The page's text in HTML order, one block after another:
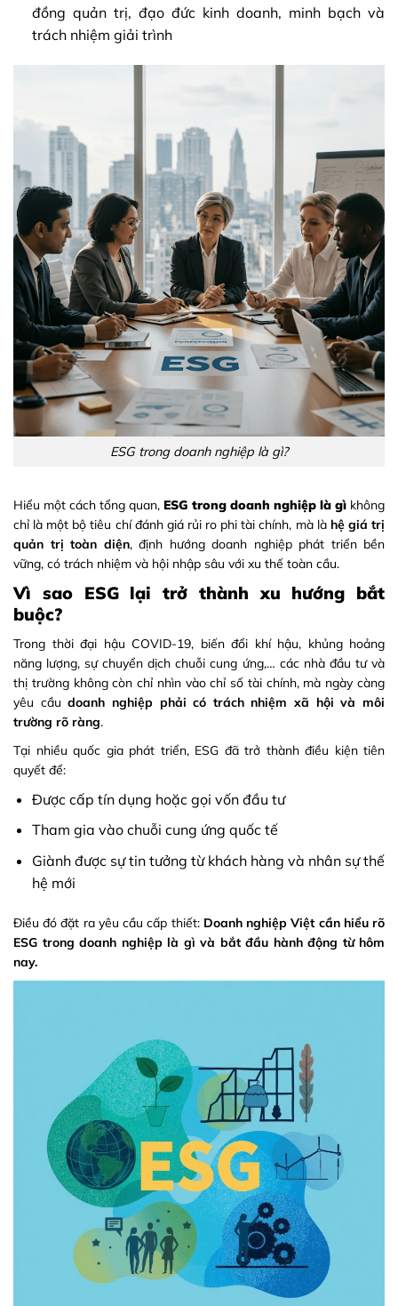
đồng quản trị, đạo đức kinh doanh, minh bạch và
trách nhiệm giải trình
ESG trong doanh nghiệp là gì?
Hiểu một cách tổng quan, ESG trong doanh nghiệp là gì không
chỉ là một bộ tiêu chí đánh giá rủi ro phi tài chính, mà là hệ giá trị
quản trị toàn diện, định hướng doanh nghiệp phát triển bền
vững, có trách nhiệm và hội nhập sâu với xu thế toàn cầu.
Vì sao ESG lại trở thành xu hướng bắt
buộc?
Trong thời đại hậu COVID-19, biến đổi khí hậu, khủng hoảng
năng lượng, sự chuyển dịch chuỗi cung ứng,… các nhà đầu tư và
thị trường không còn chỉ nhìn vào chỉ số tài chính, mà ngày càng
yêu cầudoanh nghiệp phải có trách nhiệm xã hội và môi
trường rõ ràng.
Tại nhiều quốc gia phát triển, ESG đã trở thành điều kiện tiên
quyết để:
Được cấp tín dụng hoặc gọi vốn đầu tư
Tham gia vào chuỗi cung ứng quốc tế
Giành được sự tin tưởng từ khách hàng và nhân sự thế
hệ mới
Điều đó đặt ra yêu cầu cấp thiết: Doanh nghiệp Việt cần hiểu rõ
ESG trong doanh nghiệp là gì và bắt đầu hành động từ hôm
nay.